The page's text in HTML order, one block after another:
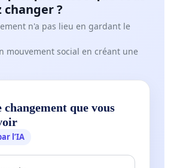
changer ?
n'a pas lieu en gardant le
mouvement social en créant une
changement que vous
l’IA